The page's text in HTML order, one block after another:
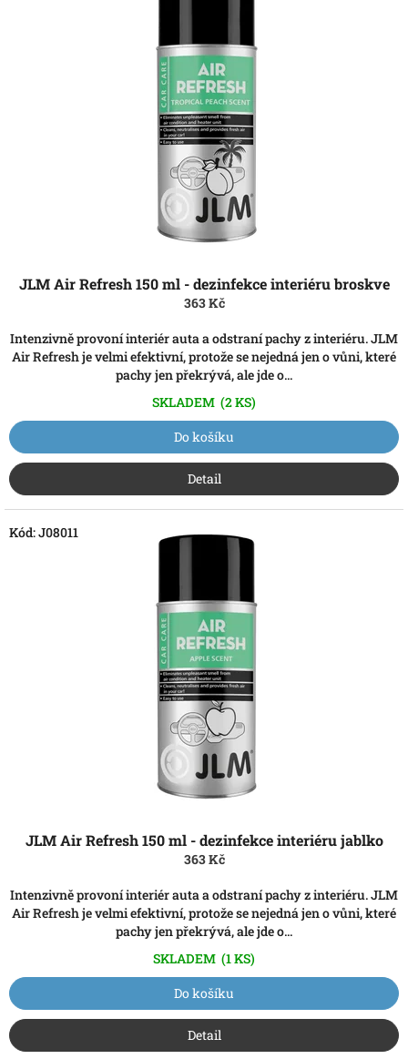
JLM Air Refresh 150 ml - dezinfekce interiéru broskve
363 Kč
Intenzivně provoní interiér auta a odstraní pachy z interiéru. JLM
Air Refresh je velmi efektivní, protože se nejedná jen o vůni, které
pachy jen překrývá, ale jde o...
SKLADEM (2 KS)
Do košíku
Detail
JLM Air Refresh 150 ml - dezinfekce interiéru jablko
363 Kč
Intenzivně provoní interiér auta a odstraní pachy z interiéru. JLM
Air Refresh je velmi efektivní, protože se nejedná jen o vůni, které
pachy jen překrývá, ale jde o...
SKLADEM (1 KS)
Do košíku
Detail
Kód:J08011